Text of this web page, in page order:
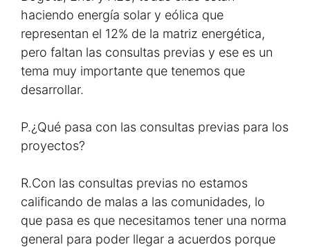
haciendo energía solar y eólica que
representan el 12% de la matriz energética,
pero faltan las consultas previas y ese es un
tema muy importante que tenemos que
desarrollar.
P.¿Qué pasa con las consultas previas para los
proyectos?
R.Con las consultas previas no estamos
calificando de malas a las comunidades, lo
que pasa es que necesitamos tener una norma
general para poder llegar a acuerdos porque